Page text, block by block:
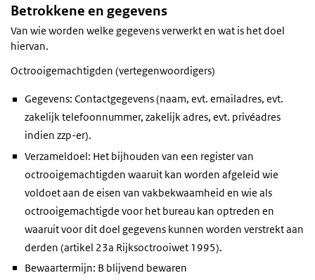
Betrokkene en gegevens
Van wie worden welke gegevens verwerkt en wat is het doel
hiervan.
Octrooigemachtigden (vertegenwoordigers)
Gegevens: Contactgegevens (naam, evt. emailadres, evt.
zakelijk telefoonnummer, zakelijk adres, evt. privéadres
indien zzp-er).
Verzameldoel: Het bijhouden van een register van
octrooigemachtigden waaruit kan worden afgeleid wie
voldoet aan de eisen van vakbekwaamheid en wie als
octrooigemachtigde voor het bureau kan optreden en
waaruit voor dit doel gegevens kunnen worden verstrekt aan
derden (artikel 23a Rijksoctrooiwet 1995).
Bewaartermijn: B blijvend bewaren